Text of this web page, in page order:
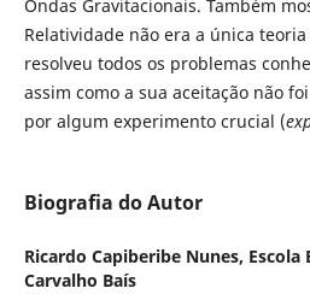
Ondas Gravitacionais. Também
Relatividade não era a única
resolveu todos os problemas
assim como a sua aceitação não
por algum experimento crucial (
Biografia do Autor
Ricardo Capiberibe Nunes, Escola
Carvalho Baís